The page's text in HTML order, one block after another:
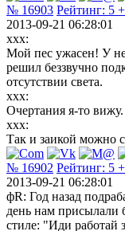
№ 16903 Рейтинг: 5
2013-09-21 06:28:01
xxx:
Мой пеc ужасен! У
решил беззвучно
отсутствии света.
xxx:
Очертания я-то
xxx:
Так и заикой можно
№ 16902 Рейтинг: 5
2013-09-21 06:28:01
фR: Год назад
день нам присылали
стиле: "Иди работай